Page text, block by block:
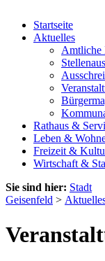
Startseite
Aktuelles
Amtliche
Rathaus &
Leben &
Freizeit &
Wirtschaft &
Sie sind hier: Stadt
Geisenfeld >